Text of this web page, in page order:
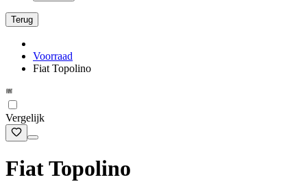
Terug
Voorraad
Fiat Topolino
Vergelijk
Fiat Topolino